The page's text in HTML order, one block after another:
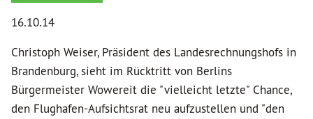
16.10.14
Christoph Weiser, Präsident des Landesrechnungshofs in
Brandenburg, sieht im Rücktritt von Berlins
Bürgermeister Wowereit die "vielleicht letzte" Chance,
den Flughafen-Aufsichtsrat neu aufzustellen und "den